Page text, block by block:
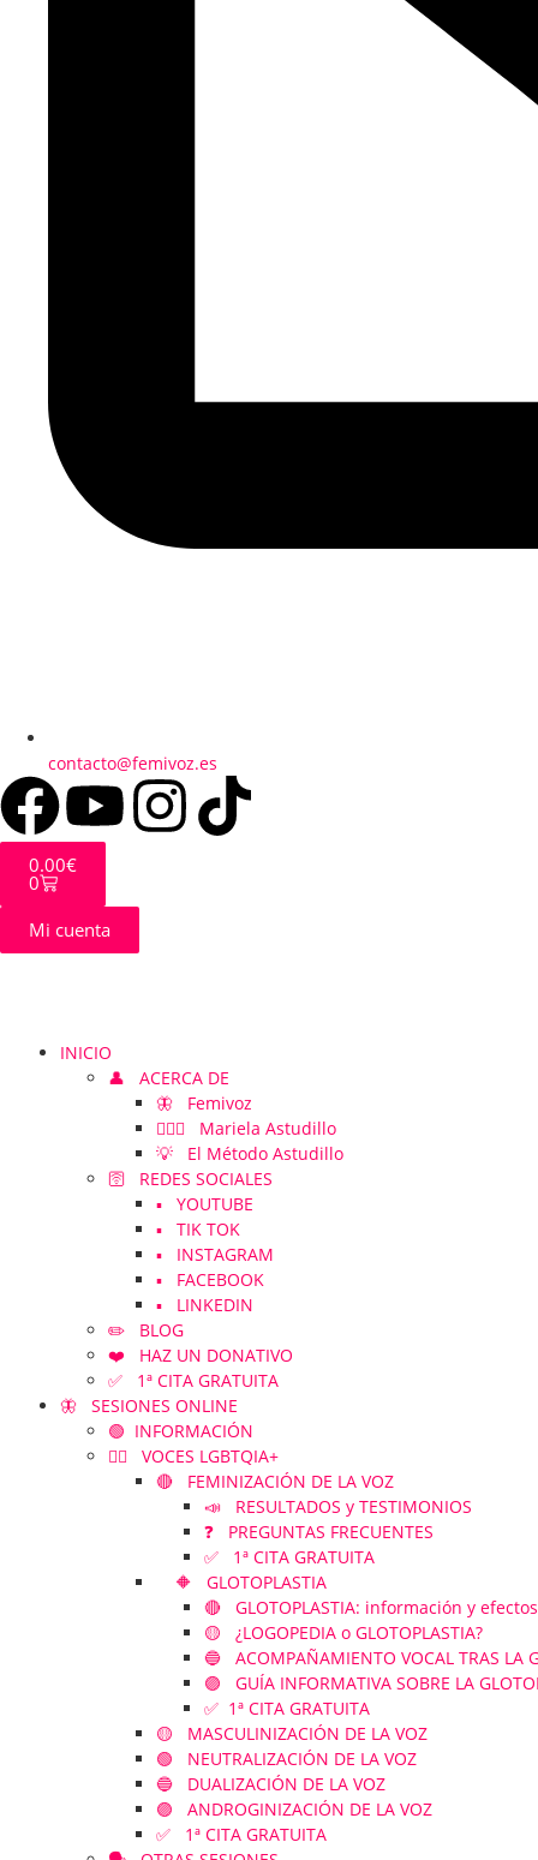
contacto@femivoz.es
0.00€
0
Mi cuenta
INICIO
👤 ACERCA DE
🦋 Femivoz
👱🏻‍♀️ Mariela Astudillo
💡 El Método Astudillo
🛜 REDES SOCIALES
▪️ YOUTUBE
▪️ TIK TOK
▪️ INSTAGRAM
▪️ FACEBOOK
▪️ LINKEDIN
✏️ BLOG
❤️ HAZ UN DONATIVO
✅ 1ª CITA GRATUITA
🦋 SESIONES ONLINE
🟢 INFORMACIÓN
🏳️‍🌈 VOCES LGBTQIA+
🔴 FEMINIZACIÓN DE LA VOZ
📣 RESULTADOS y TESTIMONIOS
❓ PREGUNTAS FRECUENTES
✅ 1ª CITA GRATUITA
🔶 GLOTOPLASTIA
🔴 GLOTOPLASTIA: información y
🟡 ¿LOGOPEDIA o GLOTOPLASTIA?
🔵 ACOMPAÑAMIENTO VOCAL TRAS LA
🟣 GUÍA INFORMATIVA SOBRE LA
✅ 1ª CITA GRATUITA
🟡 MASCULINIZACIÓN DE LA VOZ
🟢 NEUTRALIZACIÓN DE LA VOZ
🔵 DUALIZACIÓN DE LA VOZ
🟣 ANDROGINIZACIÓN DE LA VOZ
✅ 1ª CITA GRATUITA